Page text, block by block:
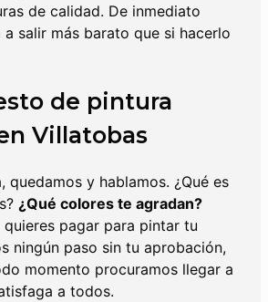
de calidad. De inmediato
salir más barato que si hacerlo
de pintura
Villatobas
quedamos y hablamos. ¿Qué es
¿Qué colores te agradan?
quieres pagar para pintar tu
ningún paso sin tu aprobación,
momento procuramos llegar a
a todos.